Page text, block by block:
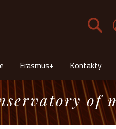
Erasmus+ Kontakty
of